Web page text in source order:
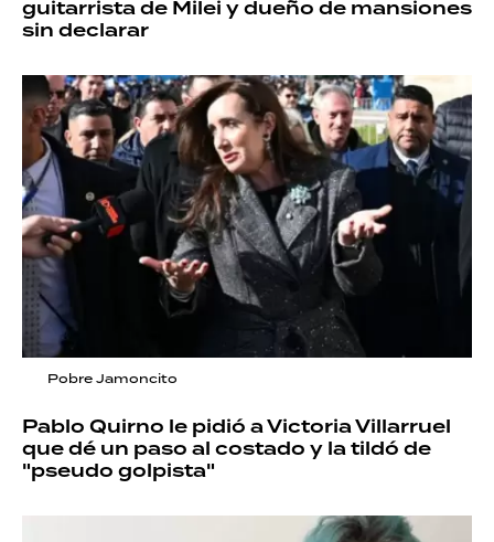
guitarrista de Milei y dueño de mansiones
sin declarar
Pobre Jamoncito
Pablo Quirno le pidió a Victoria Villarruel
que dé un paso al costado y la tildó de
"pseudo golpista"